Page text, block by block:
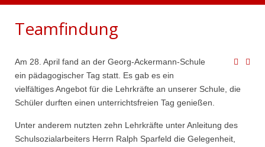
Teamfindung
Am 28. April fand an der Georg-Ackermann-Schule
ein pädagogischer Tag statt. Es gab es ein
vielfältiges Angebot für die Lehrkräfte an unserer Schule, die
Schüler durften einen unterrichtsfreien Tag genießen.
Unter anderem nutzten zehn Lehrkräfte unter Anleitung des
Schulsozialarbeiters Herrn Ralph Sparfeld die Gelegenheit,